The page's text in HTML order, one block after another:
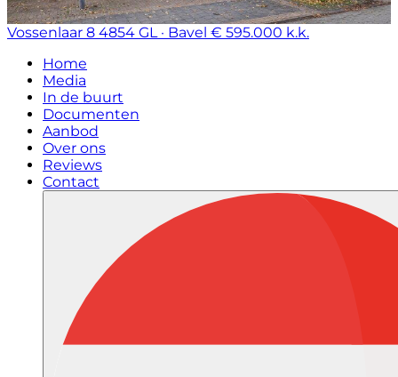
Vossenlaar 8 4854 GL · Bavel € 595.000 k.k.
Home
Media
In de buurt
Documenten
Aanbod
Over ons
Reviews
Contact